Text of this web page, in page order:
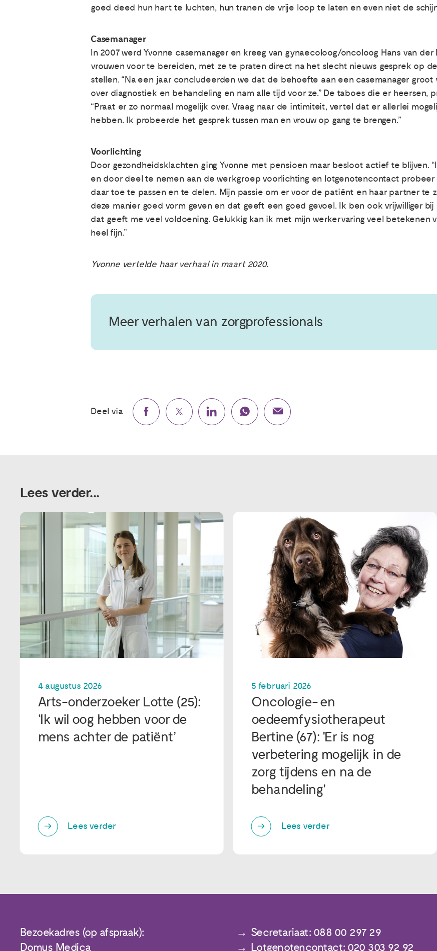
goed deed hun hart te luchten, hun tranen de vrije loop te laten en even niet de
Casemanager
In 2007 werd Yvonne casemanager en kreeg van gynaecoloog/oncoloog Hans van
vrouwen voor te bereiden, met ze te praten direct na het slecht nieuws gesprek op
stellen. “Na een jaar concludeerden we dat de behoefte aan een casemanager groot
over diagnostiek en behandeling en nam alle tijd voor ze.” De taboes die er heersen,
“Praat er zo normaal mogelijk over. Vraag naar de intimiteit, vertel dat er allerlei
hebben. Ik probeerde het gesprek tussen man en vrouw op gang te brengen.”
Voorlichting
Door gezondheidsklachten ging Yvonne met pensioen maar besloot actief te blijven.
en door deel te nemen aan de werkgroep voorlichting en lotgenotencontact probeer
daar toe te passen en te delen. Mijn passie om er voor de patiënt en haar partner te
deze manier goed vorm geven en dat geeft een goed gevoel. Ik ben ook vrijwilliger
dat geeft me veel voldoening. Gelukkig kan ik met mijn werkervaring veel betekenen
heel fijn.”
Yvonne vertelde haar verhaal in maart 2020.
Meer verhalen van zorgprofessionals
Deel via
Lees verder...
4 augustus 2026
Arts-onderzoeker Lotte (25):
‘Ik wil oog hebben voor de
mens achter de patiënt’
Lees verder
5 februari 2026
Oncologie- en
oedeemfysiotherapeut
Bertine (67): 'Er is nog
verbetering mogelijk in de
zorg tijdens en na de
behandeling'
Lees verder
Bezoekadres (op afspraak):
Domus Medica
Secretariaat: 088 00 297 29
Lotgenotencontact: 020 303 92 92